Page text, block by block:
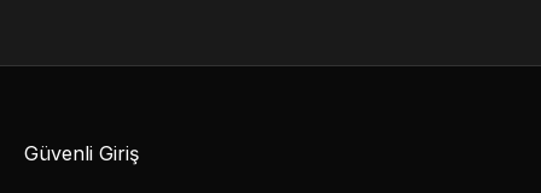
Güvenli Giriş